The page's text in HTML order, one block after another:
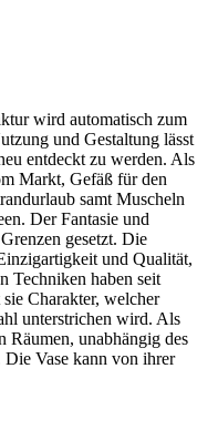
wird automatisch zum
und Gestaltung lässt
entdeckt zu werden. Als
Markt, Gefäß für den
samt Muscheln
Der Fantasie und
gesetzt. Die
und Qualität,
Techniken haben seit
Charakter, welcher
unterstrichen wird. Als
Räumen, unabhängig des
Die Vase kann von ihrer